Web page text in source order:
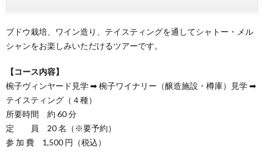
ブドウ栽培、ワイン造り、テイスティングを通してシャトー・メル
シャンをお楽しみいただけるツアーです。
【コース内容】
椀子ヴィンヤード見学 ➡ 椀子ワイナリー（醸造施設・樽庫）見学 ➡
テイスティング（４種）
所要時間 約 60 分
定 員 20 名（※要予約）
参 加 費 1,500 円（税込）